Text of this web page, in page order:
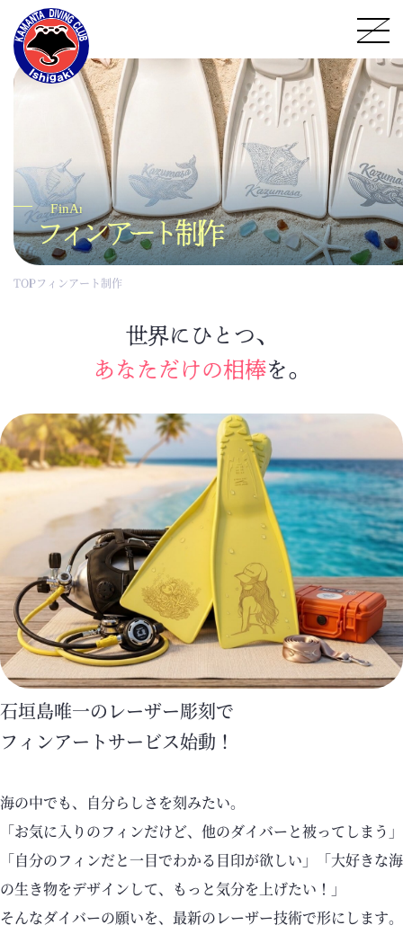
フィンアート制作
TOPフィンアート制作
世界にひとつ、
あなただけの相棒を。
石垣島唯一のレーザー彫刻で
フィンアートサービス始動！
海の中でも、自分らしさを刻みたい。
「お気に入りのフィンだけど、他のダイバーと被ってしまう」
「自分のフィンだと一目でわかる目印が欲しい」
「大好きな海
の生き物をデザインして、もっと気分を上げたい！」
そんなダイバーの願いを、最新のレーザー技術で形にします。